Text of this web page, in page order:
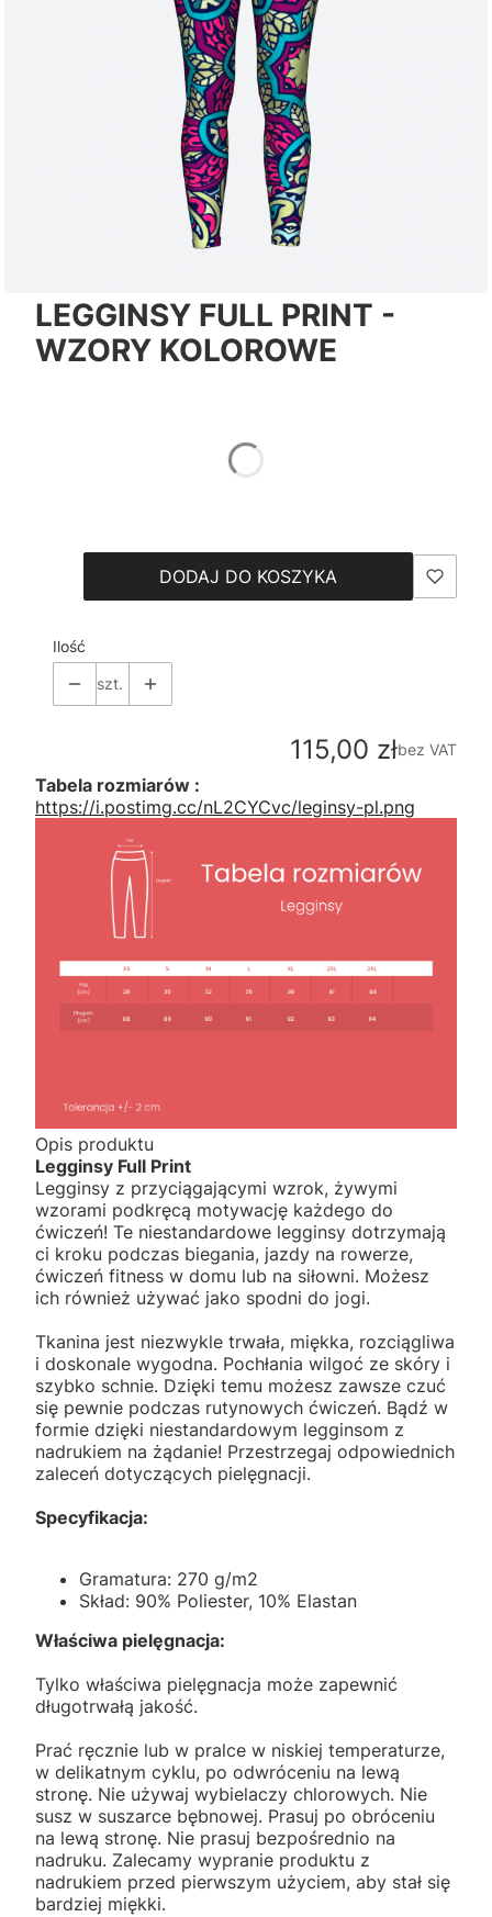
LEGGINSY FULL PRINT -
WZORY KOLOROWE
DODAJ DO KOSZYKA
Ilość
szt.
Cena
115,00 złbez VAT
Tabela rozmiarów :
https://i.postimg.cc/nL2CYCvc/leginsy-pl.png
Opis produktu
Legginsy Full Print
Legginsy z przyciągającymi wzrok, żywymi
wzorami podkręcą motywację każdego do
ćwiczeń! Te niestandardowe legginsy dotrzymają
ci kroku podczas biegania, jazdy na rowerze,
ćwiczeń fitness w domu lub na siłowni. Możesz
ich również używać jako spodni do jogi.
Tkanina jest niezwykle trwała, miękka, rozciągliwa
i doskonale wygodna. Pochłania wilgoć ze skóry i
szybko schnie. Dzięki temu możesz zawsze czuć
się pewnie podczas rutynowych ćwiczeń. Bądź w
formie dzięki niestandardowym legginsom z
nadrukiem na żądanie! Przestrzegaj odpowiednich
zaleceń dotyczących pielęgnacji.
Specyfikacja:
Gramatura: 270 g/m2
Skład: 90% Poliester, 10% Elastan
Właściwa pielęgnacja:
Tylko właściwa pielęgnacja może zapewnić
długotrwałą jakość.
Prać ręcznie lub w pralce w niskiej temperaturze,
w delikatnym cyklu, po odwróceniu na lewą
stronę. Nie używaj wybielaczy chlorowych. Nie
susz w suszarce bębnowej. Prasuj po obróceniu
na lewą stronę. Nie prasuj bezpośrednio na
nadruku. Zalecamy wypranie produktu z
nadrukiem przed pierwszym użyciem, aby stał się
bardziej miękki.